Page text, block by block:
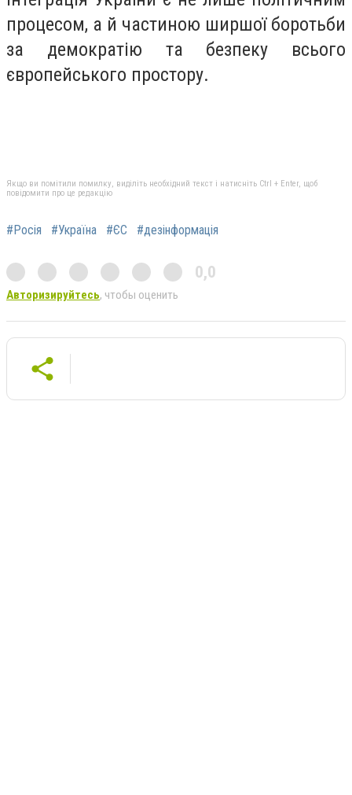
процесом, а й частиною ширшої боротьби
за демократію та безпеку всього
європейського простору.
Якщо ви помітили помилку, виділіть необхідний текст і натисніть Ctrl + Enter, щоб
повідомити про це редакцію
#Росія #Україна #ЄС #дезінформація
0,0
Авторизируйтесь, чтобы оценить